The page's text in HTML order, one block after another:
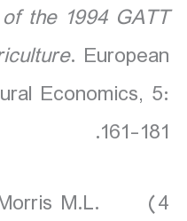
the 1994 GATT
. European
Economics, 5:
161-181.
M.L.